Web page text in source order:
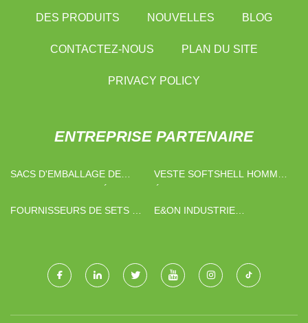
DES PRODUITS NOUVELLES BLOG
CONTACTEZ-NOUS PLAN DU SITE
PRIVACY POLICY
ENTREPRISE PARTENAIRE
SACS D'EMBALLAGE DE
FABRIQUÉS EN CHINE
VESTE SOFTSHELL HOMME
FOURNISSEURS DE SETS DE
E&ON INDUSTRIE